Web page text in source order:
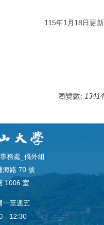
115年1月18日更新
瀏覽數: 13414
務處_僑外組
海路 70 號
1006 室
一至週五
- 12:30